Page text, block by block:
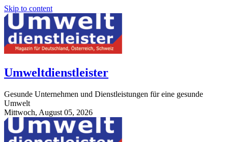
Skip to content
Umweltdienstleister
Gesunde Unternehmen und Dienstleistungen für eine gesunde
Umwelt
Mittwoch, August 05, 2026
StuttgartApotheke.com